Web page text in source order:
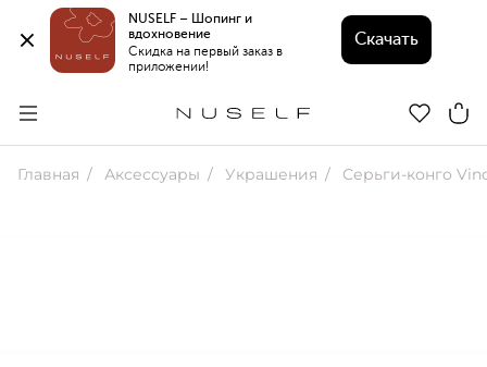
NUSELF – Шопинг и
вдохновение
Скидка на первый заказ в
приложении!
Скачать
Главная Аксессуары Украшения Серьги-конго